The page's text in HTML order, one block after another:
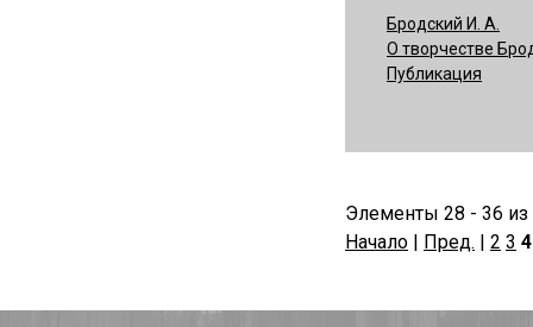
Бродский И. А.
О творчестве
Публикация
Элементы 28 - 36 из
Начало | Пред. | 2 3 4